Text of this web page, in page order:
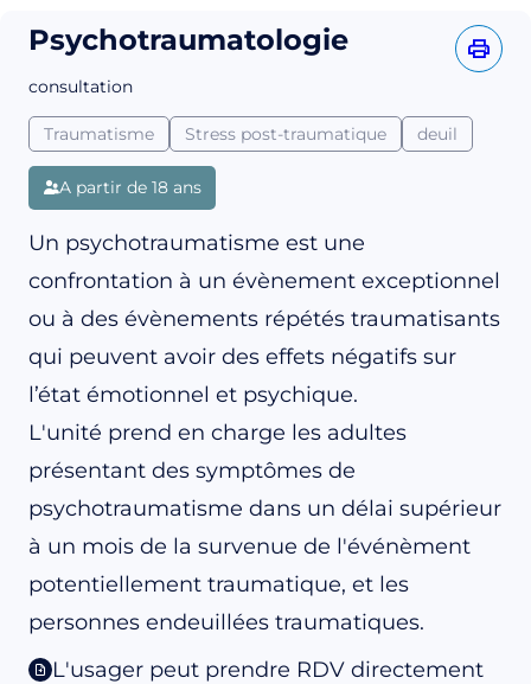
Psychotraumatologie
consultation
Traumatisme Stress post-traumatique deuil
A partir de 18 ans
Un psychotraumatisme est une
confrontation à un évènement exceptionnel
ou à des évènements répétés traumatisants
qui peuvent avoir des effets négatifs sur
l’état émotionnel et psychique.
L'unité prend en charge les adultes
présentant des symptômes de
psychotraumatisme dans un délai supérieur
à un mois de la survenue de l'événèment
potentiellement traumatique, et les
personnes endeuillées traumatiques.
L'usager peut prendre RDV directement